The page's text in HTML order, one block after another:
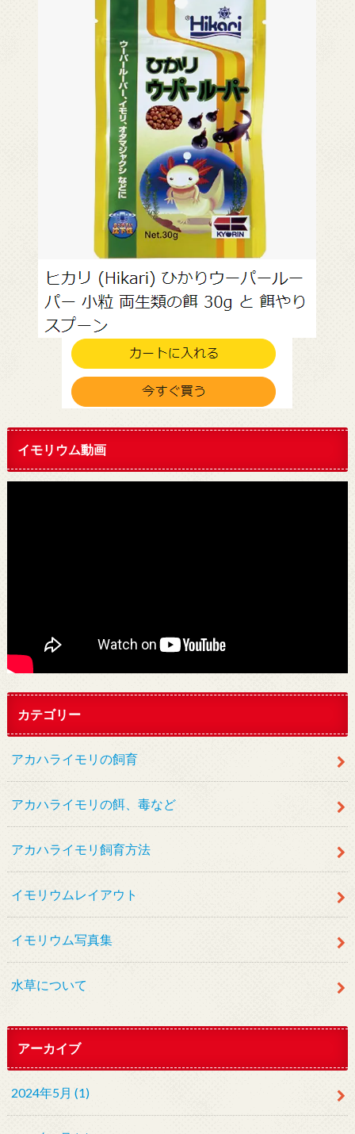
イモリウム動画
カテゴリー
アカハライモリの飼育
アカハライモリの餌、毒など
アカハライモリ飼育方法
イモリウムレイアウト
イモリウム写真集
水草について
アーカイブ
2024年5月 (1)